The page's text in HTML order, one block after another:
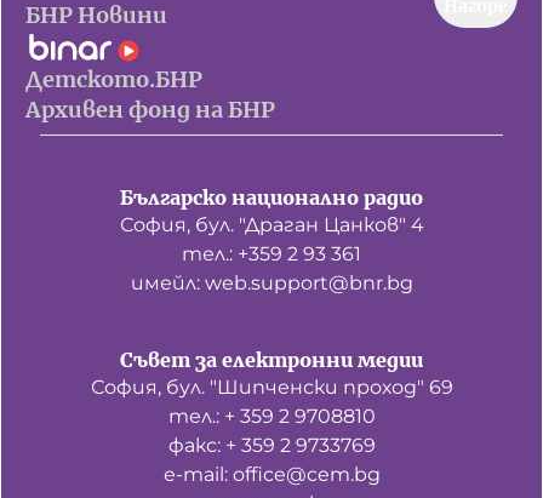
БНР Новини
Детското.БНР
Архивен фонд на БНР
Българско национално радио
София, бул. "Драган Цанков" 4
тел.: +359 2 93 361
имейл: web.support@bnr.bg
Съвет за електронни медии
София, бул. "Шипченски проход" 69
тел.: + 359 2 9708810
факс: + 359 2 9733769
е-mail: office@cem.bg